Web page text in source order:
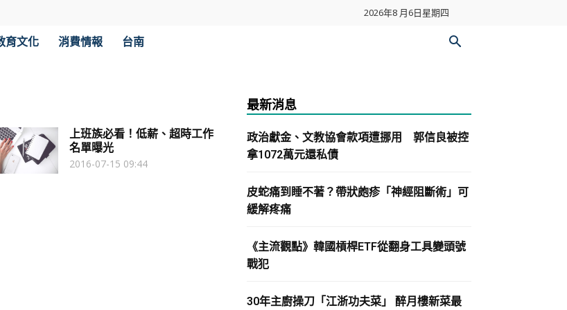
2026年8 月6日星期四
育文化 消費情報 台南
上班族必看！低薪、超時工作
名單曝光
2016-07-15 09:44
最新消息
政治獻金、文教協會款項遭挪用 郭信良被控
拿1072萬元還私債
皮蛇痛到睡不著？帶狀皰疹「神經阻斷術」可
緩解疼痛
《主流觀點》韓國槓桿ETF從翻身工具變頭號
戰犯
30年主廚操刀「江浙功夫菜」 醉月樓新菜最